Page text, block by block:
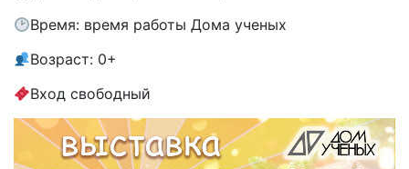
Время: время работы Дома ученых
Возраст: 0+
Вход свободный